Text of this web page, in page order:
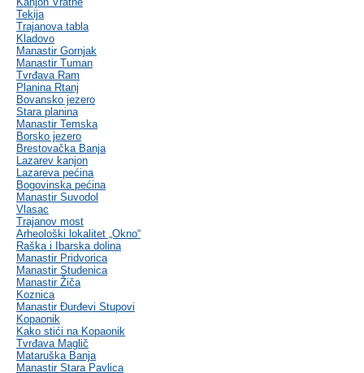
Tekija
Trajanova tabla
Kladovo
Manastir Gornjak
Manastir Tuman
Tvrđava Ram
Planina Rtanj
Bovansko jezero
Stara planina
Manastir Temska
Borsko jezero
Brestovačka Banja
Lazarev kanjon
Lazareva pećina
Bogovinska pećina
Manastir Suvodol
Vlasac
Trajanov most
Arheološki lokalitet „Okno“
Raška i Ibarska dolina
Manastir Pridvorica
Manastir Studenica
Manastir Žiča
Koznica
Manastir Đurđevi Stupovi
Kopaonik
Kako stići na Kopaonik
Tvrđava Maglič
Mataruška Banja
Manastir Stara Pavlica